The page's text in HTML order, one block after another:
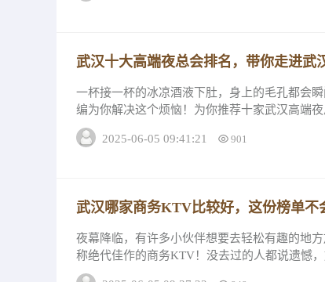
武汉十大高端夜总会排名，带你走进武
一杯接一杯的冰凉酒液下肚，身上的毛孔都会
编为你解决这个烦恼！为你推荐十家武汉高端
研究下它们的排名详情和推荐理由吧！武汉高端
2025-06-05 09:41:21
901
武汉哪家商务KTV比较好，这份榜单不
夜幕降临，有许多小伙伴想要去轻松有趣的地
称绝代佳作的商务KTV！没去过的人都说遗憾
看这十家商务KTV它们的消费详情和评分。...